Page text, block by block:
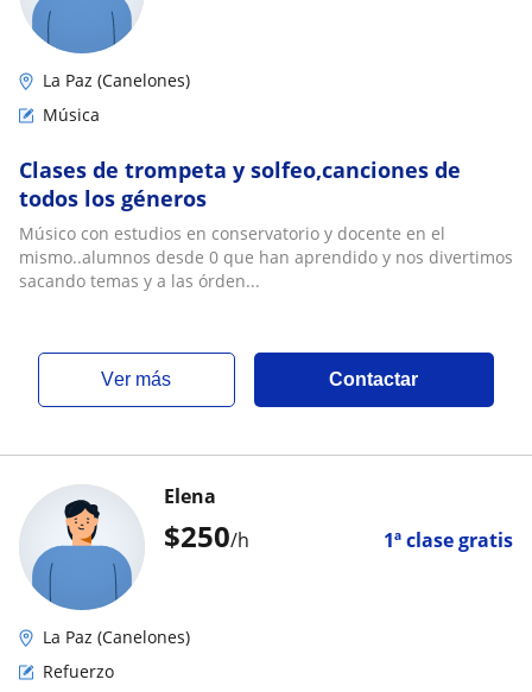
La Paz (Canelones)
Música
Clases de trompeta y solfeo,canciones de
todos los géneros
Músico con estudios en conservatorio y docente en el
mismo..alumnos desde 0 que han aprendido y nos divertimos
sacando temas y a las órden...
ver más Contactar
$250/h 1ª clase gratis
Elena
La Paz (Canelones)
Refuerzo